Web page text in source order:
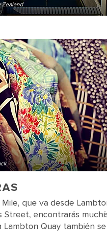
Zealand
Mile, que va desde
Street, encontrarás
Lambton Quay también se